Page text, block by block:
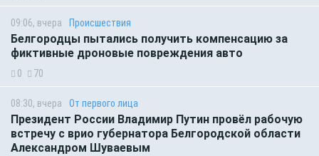
09:06, вчера Происшествия
Белгородцы пытались получить компенсацию за
фиктивные дроновые повреждения авто
0 70
08:30, вчера От первого лица
Президент России Владимир Путин провёл рабочую
встречу с врио губернатора Белгородской области
Александром Шуваевым